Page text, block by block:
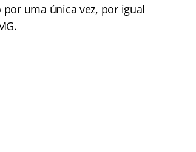
uma única vez, por igual